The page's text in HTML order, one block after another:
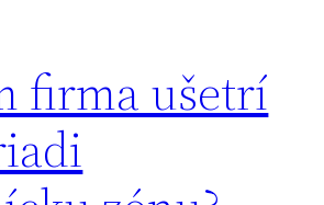
firma ušetrí